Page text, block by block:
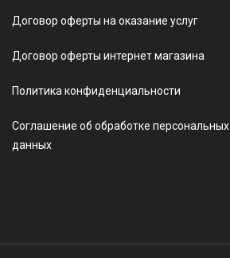
Договор оферты на оказание услуг
Договор оферты интернет магазина
Политика конфиденциальности
Соглашение об обработке персональных
данных